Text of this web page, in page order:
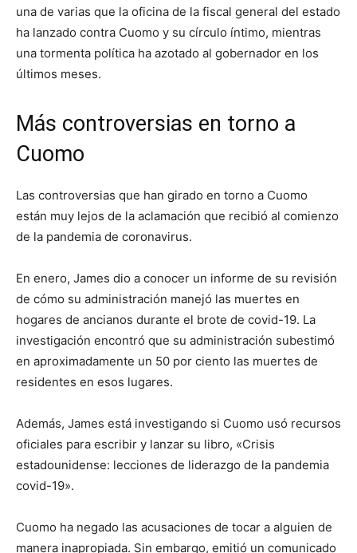
una de varias que la oficina de la fiscal general del estado
ha lanzado contra Cuomo y su círculo íntimo, mientras
una tormenta política ha azotado al gobernador en los
últimos meses.
Más controversias en torno a
Cuomo
Las controversias que han girado en torno a Cuomo
están muy lejos de la aclamación que recibió al comienzo
de la pandemia de coronavirus.
En enero, James dio a conocer un informe de su revisión
de cómo su administración manejó las muertes en
hogares de ancianos durante el brote de covid-19. La
investigación encontró que su administración subestimó
en aproximadamente un 50 por ciento las muertes de
residentes en esos lugares.
Además, James está investigando si Cuomo usó recursos
oficiales para escribir y lanzar su libro, «Crisis
estadounidense: lecciones de liderazgo de la pandemia
covid-19».
Cuomo ha negado las acusaciones de tocar a alguien de
manera inapropiada. Sin embargo, emitió un comunicado